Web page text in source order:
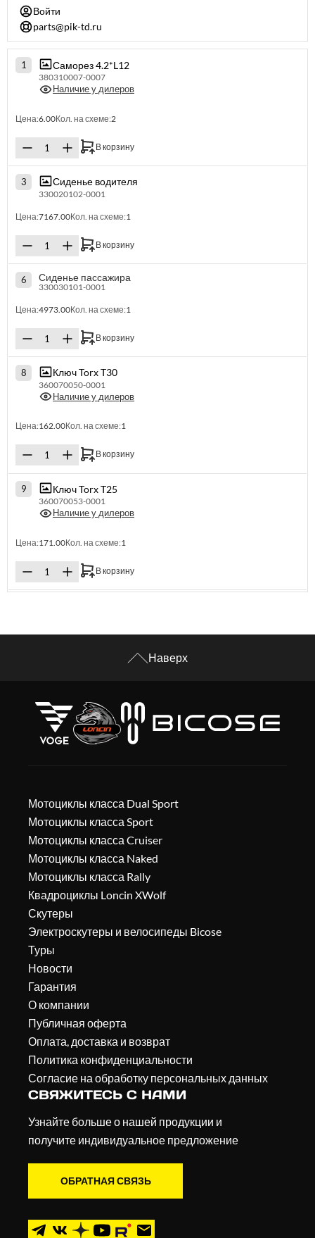
Войти
parts@pik-td.ru
1 Саморез 4.2*L12
380310007-0007
Наличие у дилеров
Цена:6.00Кол. на схеме:2
В корзину
3 Сиденье водителя
330020102-0001
Цена:7167.00Кол. на схеме:1
В корзину
6 Сиденье пассажира
330030101-0001
Цена:4973.00Кол. на схеме:1
В корзину
8 Ключ Torx T30
360070050-0001
Наличие у дилеров
Цена:162.00Кол. на схеме:1
В корзину
9 Ключ Torx T25
360070053-0001
Наличие у дилеров
Цена:171.00Кол. на схеме:1
В корзину
Наверх
Мотоциклы класса Dual Sport
Мотоциклы класса Sport
Мотоциклы класса Cruiser
Мотоциклы класса Naked
Мотоциклы класса Rally
Квадроциклы Loncin XWolf
Скутеры
Электроскутеры и велосипеды Bicose
Туры
Новости
Гарантия
О компании
Публичная оферта
Оплата, доставка и возврат
Политика конфиденциальности
Согласие на обработку персональных данных
СВЯЖИТЕСЬ С НАМИ
Узнайте больше о нашей продукции и
получите индивидуальное предложение
ОБРАТНАЯ СВЯЗЬ